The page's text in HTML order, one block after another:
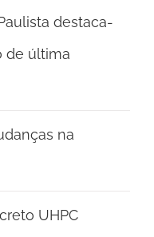
destaca-
de última
na
UHPC